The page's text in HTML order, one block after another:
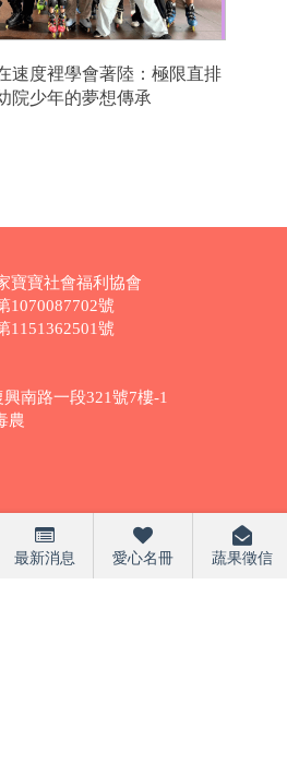
速度裡學會著陸：極限直排
院少年的夢想傳承
最新消息 愛心名冊 蔬果徵信
寶寶社會福利協會
1070087702號
1151362501號
南路一段321號7樓-1
農